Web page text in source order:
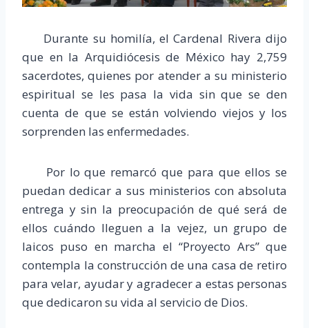
Durante su homilía, el Cardenal Rivera dijo
que en la Arquidiócesis de México hay 2,759
sacerdotes, quienes por atender a su ministerio
espiritual se les pasa la vida sin que se den
cuenta de que se están volviendo viejos y los
sorprenden las enfermedades.
Por lo que remarcó que para que ellos se
puedan dedicar a sus ministerios con absoluta
entrega y sin la preocupación de qué será de
ellos cuándo lleguen a la vejez, un grupo de
laicos puso en marcha el “Proyecto Ars” que
contempla la construcción de una casa de retiro
para velar, ayudar y agradecer a estas personas
que dedicaron su vida al servicio de Dios.